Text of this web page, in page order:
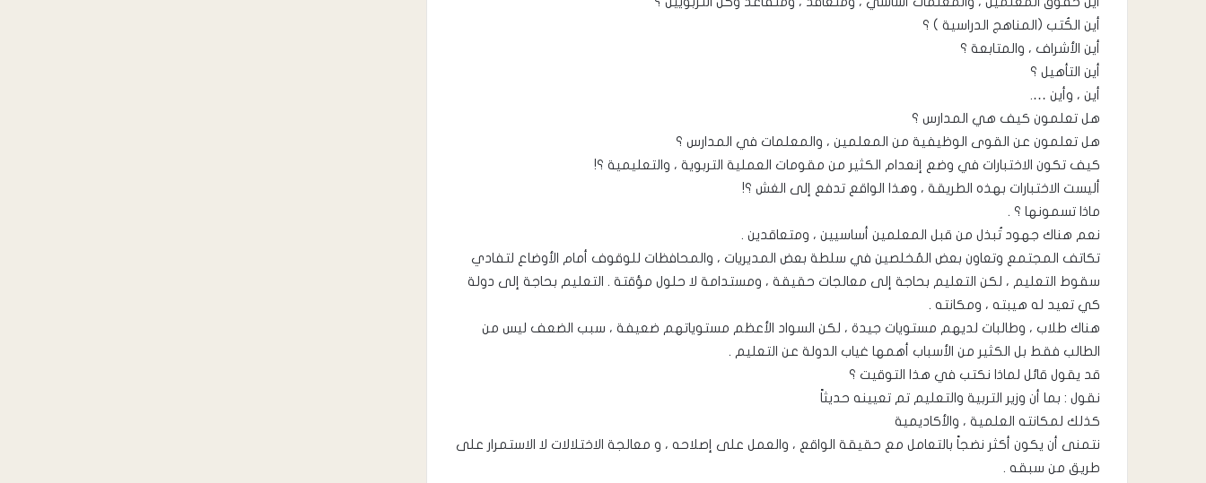
أين الكُتب (المناهج الدراسية ) ؟
أين الأشراف ، والمتابعة ؟
أين التأهيل ؟
أين ، وأين ….
هل تعلمون كيف هي المدارس ؟
هل تعلمون عن القوى الوظيفية من المعلمين ، والمعلمات في المدارس ؟
كيف تكون الاختبارات في وضع إنعدام الكثير من مقومات العملية التربوية ، والتعليمية ؟!
أليست الاختبارات بهذه الطريقة ، وهذا الواقع تدفع إلى الغش ؟!
ماذا تسمونها ؟ .
نعم هناك جهود تُبذل من قبل المعلمين أساسيين ، ومتعاقدين .
تكاتف المجتمع وتعاون بعض المُخلصين في سلطة بعض المديريات ، والمحافظات للوقوف أمام الأوضاع لتفادي
سقوط التعليم ، لكن التعليم بحاجة إلى معالجات حقيقة ، ومستدامة لا حلول مؤقتة . التعليم بحاجة إلى دولة
كي تعيد له هيبته ، ومكانته .
هناك طلاب ، وطالبات لديهم مستويات جيدة ، لكن السواد الأعظم مستوياتهم ضعيفة ، سبب الضعف ليس من
الطالب فقط بل الكثير من الأسباب أهمها غياب الدولة عن التعليم .
قد يقول قائل لماذا نكتب في هذا التوقيت ؟
نقول : بما أن وزير التربية والتعليم تم تعيينه حديثاً
كذلك لمكانته العلمية ، والأكاديمية
نتمنى أن يكون أكثر نضجاً بالتعامل مع حقيقة الواقع ، والعمل على إصلاحه ، و معالجة الاختلالات لا الاستمرار على
طريق من سبقه .